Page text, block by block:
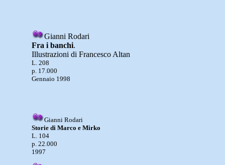
Gianni Rodari
Fra i banchi.
Illustrazioni di Francesco Altan
L. 208
p. 17.000
Gennaio 1998
Gianni Rodari
Storie di Marco e Mirko
L. 104
p. 22.000
1997